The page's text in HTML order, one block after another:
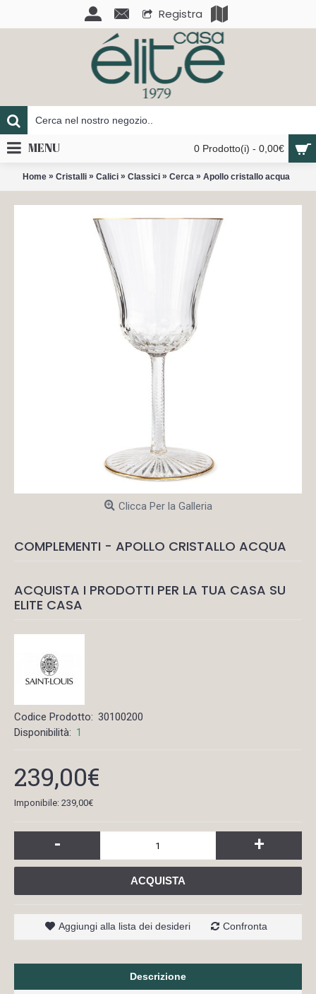
Registra
0 Prodotto(i) - 0,00€
MENU
Home » Cristalli » Calici » Classici » Cerca » Apollo cristallo acqua
Clicca Per la Galleria
COMPLEMENTI - APOLLO CRISTALLO ACQUA
ACQUISTA I PRODOTTI PER LA TUA CASA SU
ELITE CASA
Codice Prodotto: 30100200
Disponibilità: 1
239,00€
Imponibile: 239,00€
- +
ACQUISTA
Aggiungi alla lista dei desideri Confronta
Descrizione